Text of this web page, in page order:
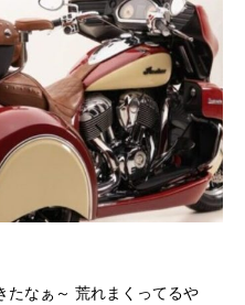
たなぁ～ 荒れまくってるや